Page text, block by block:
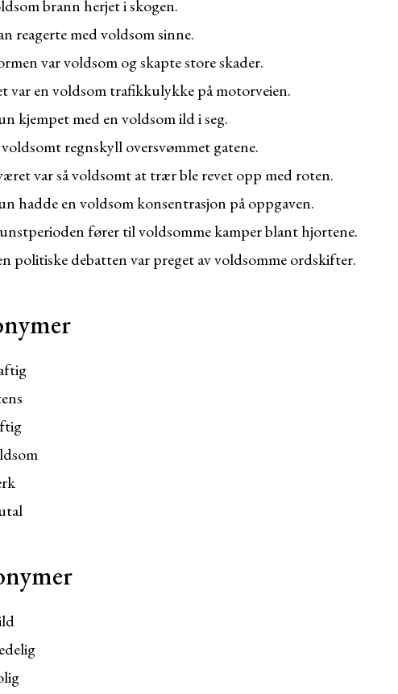
brann herjet i skogen.
reagerte med voldsom sinne.
var voldsom og skapte store skader.
var en voldsom trafikkulykke på motorveien.
kjempet med en voldsom ild i seg.
regnskyll oversvømmet gatene.
var så voldsomt at trær ble revet opp med roten.
hadde en voldsom konsentrasjon på oppgaven.
fører til voldsomme kamper blant hjortene.
politiske debatten var preget av voldsomme ordskifter.